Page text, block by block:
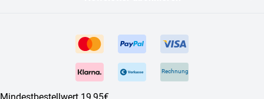
Rechnung
Mindestbestellwert 19,95€